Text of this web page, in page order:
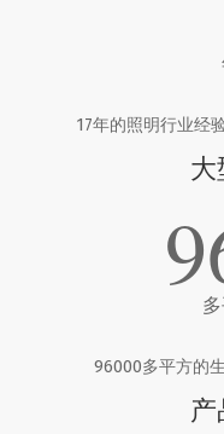
17年的照明行业经
大
96000多平方的